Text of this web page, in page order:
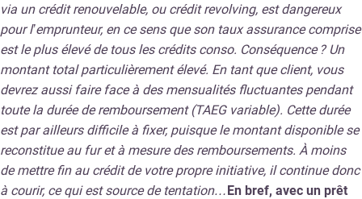
via un crédit renouvelable, ou crédit revolving, est dangereux
pour l’emprunteur, en ce sens que son taux assurance comprise
est le plus élevé de tous les crédits conso. Conséquence ? Un
montant total particulièrement élevé. En tant que client, vous
devrez aussi faire face à des mensualités fluctuantes pendant
toute la durée de remboursement (TAEG variable). Cette durée
est par ailleurs difficile à fixer, puisque le montant disponible se
reconstitue au fur et à mesure des remboursements. À moins
de mettre fin au crédit de votre propre initiative, il continue donc
à courir, ce qui est source de tentation…En bref, avec un prêt